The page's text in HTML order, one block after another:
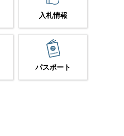
入札情報
パスポート